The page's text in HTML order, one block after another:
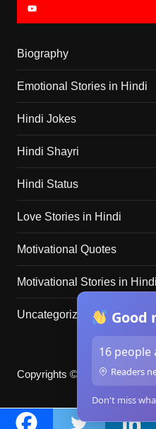
Biography
Emotional Stories in Hindi
Hindi Jokes
Hindi Shayri
Hindi Status
Love Stories in Hindi
Motivational Quotes
Motivational Stories in Hindi
Uncategorized
Copyrights ©
Good
16
Readers
Don't miss